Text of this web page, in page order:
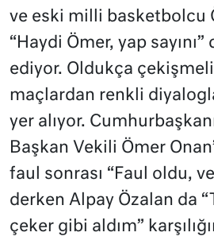
ve eski milli basketbolcu
“Haydi Ömer, yap
ediyor. Oldukça
maçlardan renkli
yer alıyor.
Başkan Vekili Ömer
faul sonrası “Faul oldu,
derken Alpay Özalan da
çeker gibi aldım”